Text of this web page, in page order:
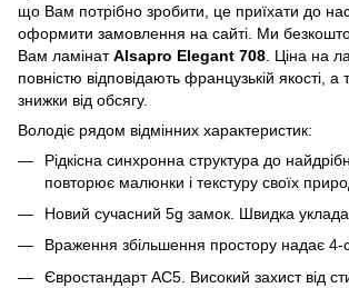
що Вам потрібно зробити, це приїхати до
оформити замовлення на сайті. Ми
Вам ламінат Alsapro Elegant 708 . Ціна на
повністю відповідають французькій якості,
знижки від обсягу.
Володіє рядом відмінних характеристик:
Рідкісна синхронна структура до
повторює малюнки і текстуру своїх
Новий сучасний 5g замок. Швидка
Враження збільшення простору надає
Євростандарт AC5. Високий захист від